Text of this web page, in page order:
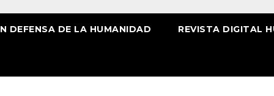
DEFENSA DE LA HUMANIDAD REVISTA DIGITAL